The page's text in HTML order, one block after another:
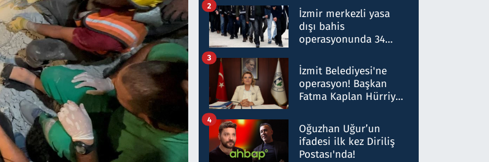
hakkında gözaltı kararı
İzmir merkezli yasa
dışı bahis
operasyonunda 34
Milyar liralık para
trafiği tespit edildi
2
İzmit Belediyesi'ne
operasyon! Başkan
Fatma Kaplan Hürriyet
3
Oğuzhan Uğur’un
ifadesi ilk kez Diriliş
Postası'nda!
4